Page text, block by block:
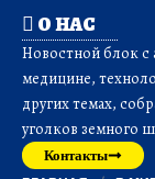
О НАС
Новостной блок с
медицине,
других темах,
уголков земного
Контакты